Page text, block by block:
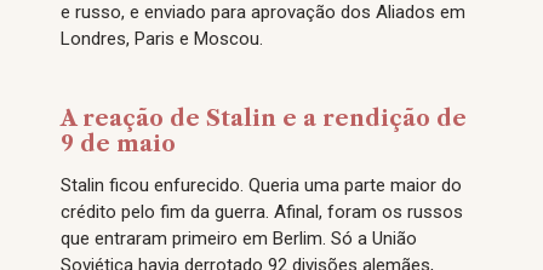
e russo, e enviado para aprovação dos Aliados em
Londres, Paris e Moscou.
A reação de Stalin e a rendição de
9 de maio
Stalin ficou enfurecido. Queria uma parte maior do
crédito pelo fim da guerra. Afinal, foram os russos
que entraram primeiro em Berlim. Só a União
Soviética havia derrotado 92 divisões alemães,